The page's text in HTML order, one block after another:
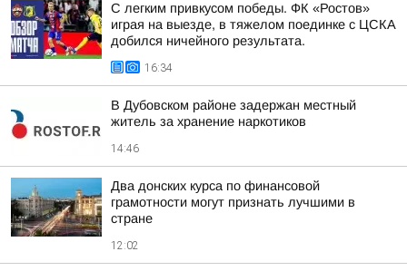
С легким привкусом победы. ФК «Ростов»
играя на выезде, в тяжелом поединке с ЦСКА
добился ничейного результата.
16:34
В Дубовском районе задержан местный
житель за хранение наркотиков
14:46
Два донских курса по финансовой
грамотности могут признать лучшими в
стране
12:02